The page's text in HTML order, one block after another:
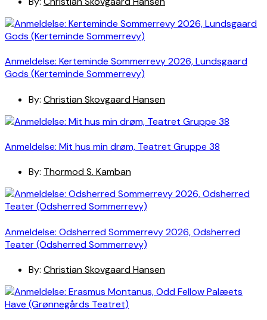
Anmeldelse: Kerteminde Sommerrevy 2026, Lundsgaard
Gods (Kerteminde Sommerrevy)
By: Christian Skovgaard Hansen
Anmeldelse: Mit hus min drøm, Teatret Gruppe 38
By: Thormod S. Kamban
Anmeldelse: Odsherred Sommerrevy 2026, Odsherred
Teater (Odsherred Sommerrevy)
By: Christian Skovgaard Hansen